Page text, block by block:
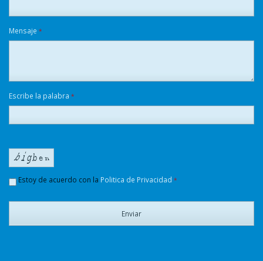
Mensaje *
Escribe la palabra *
Estoy de acuerdo con la Politica de Privacidad *
Enviar